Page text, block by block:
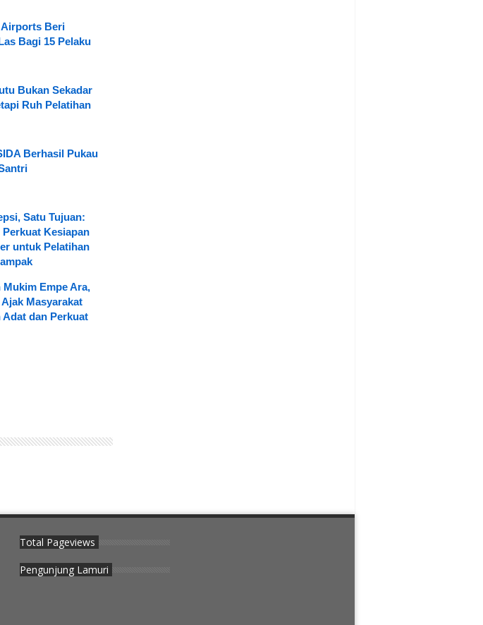
Beri
Bagi 15 Pelaku
Bukan Sekadar
Ruh Pelatihan
Berhasil Pukau
Satu Tujuan:
Perkuat Kesiapan
untuk Pelatihan
Mukim Empe Ara,
Masyarakat
Adat dan Perkuat
Total Pageviews
Pengunjung Lamuri